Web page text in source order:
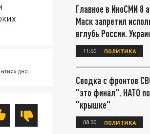
дня.
Главное в ИноСМИ 8
Маск запретил
вглубь России.
11:00 ПОЛИТИКА
Сводка с фронтов
"это финал". НАТО
"крышке"
08:30 ПОЛИТИКА